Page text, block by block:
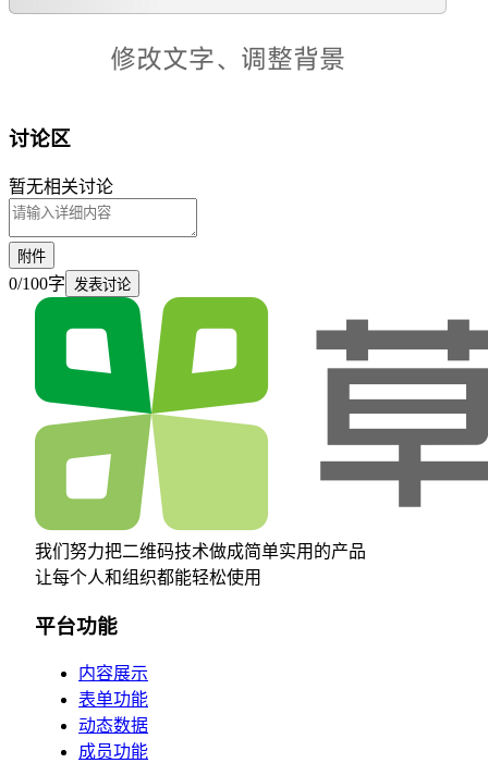
讨论区
暂无相关讨论
附件
0/100字 发表讨论
我们努力把二维码技术做成简单实用的产品
让每个人和组织都能轻松使用
平台功能
内容展示
表单功能
动态数据
成员功能